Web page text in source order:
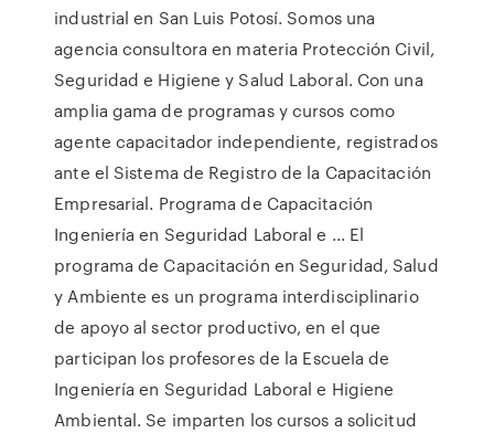
industrial en San Luis Potosí. Somos una
agencia consultora en materia Protección Civil,
Seguridad e Higiene y Salud Laboral. Con una
amplia gama de programas y cursos como
agente capacitador independiente, registrados
ante el Sistema de Registro de la Capacitación
Empresarial. Programa de Capacitación
Ingeniería en Seguridad Laboral e ... El
programa de Capacitación en Seguridad, Salud
y Ambiente es un programa interdisciplinario
de apoyo al sector productivo, en el que
participan los profesores de la Escuela de
Ingeniería en Seguridad Laboral e Higiene
Ambiental. Se imparten los cursos a solicitud